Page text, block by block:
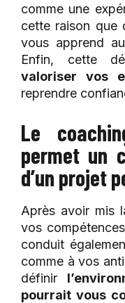
comme une
cette raison que
vous apprend
Enfin, cette
valoriser vos
reprendre
Le
permet un
d’un projet
Après avoir mis
vos
conduit
comme à vos
définir
pourrait vous